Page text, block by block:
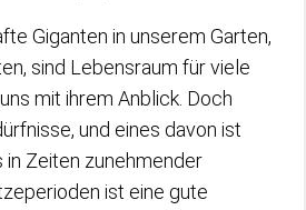
Giganten in unserem Garten,
sind Lebensraum für viele
mit ihrem Anblick. Doch
und eines davon ist
in Zeiten zunehmender
ist eine gute